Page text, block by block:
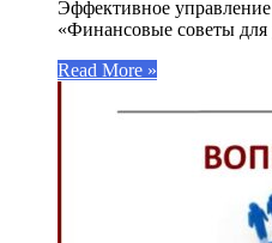
Эффективное
«Финансовые советы
Read More »